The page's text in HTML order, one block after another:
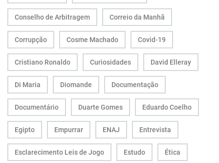
Conselho de Arbitragem Correio da Manhã
Corrupção Cosme Machado Covid-19
Cristiano Ronaldo Curiosidades David Elleray
Di Maria Diomande Documentação
Documentário Duarte Gomes Eduardo Coelho
Egipto Empurrar ENAJ Entrevista
Esclarecimento Leis de Jogo Estudo Ética